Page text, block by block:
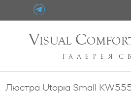
VISUAL C
ГАЛЕРЕЯ
Люстра Utopia Small